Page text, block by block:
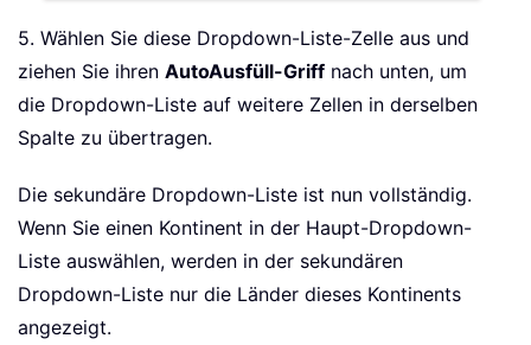
5. Wählen Sie diese Dropdown-Liste-Zelle aus und
ziehen Sie ihren AutoAusfüll-Griff nach unten, um
die Dropdown-Liste auf weitere Zellen in derselben
Spalte zu übertragen.
Die sekundäre Dropdown-Liste ist nun vollständig.
Wenn Sie einen Kontinent in der Haupt-Dropdown-
Liste auswählen, werden in der sekundären
Dropdown-Liste nur die Länder dieses Kontinents
angezeigt.